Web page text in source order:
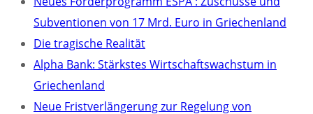
Subventionen von 17 Mrd. Euro in Griechenland
Die tragische Realität
Alpha Bank: Stärkstes Wirtschaftswachstum in
Griechenland
Neue Fristverlängerung zur Regelung von